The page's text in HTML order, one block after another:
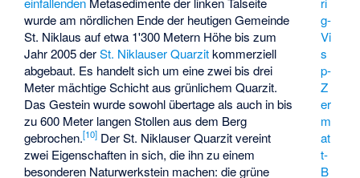
g-
Vi
s
p-
Z
er
m
at
t-
B
wurde am nördlichen Ende der heutigen Gemeinde
St. Niklaus auf etwa 1'300 Metern Höhe bis zum
Jahr 2005 derSt. Niklauser Quarzitkommerziell
abgebaut. Es handelt sich um eine zwei bis drei
Meter mächtige Schicht aus grünlichem Quarzit.
Das Gestein wurde sowohl übertage als auch in bis
zu 600 Meter langen Stollen aus dem Berg
gebrochen.[10] Der St. Niklauser Quarzit vereint
zwei Eigenschaften in sich, die ihn zu einem
besonderen Naturwerkstein machen: die grüne